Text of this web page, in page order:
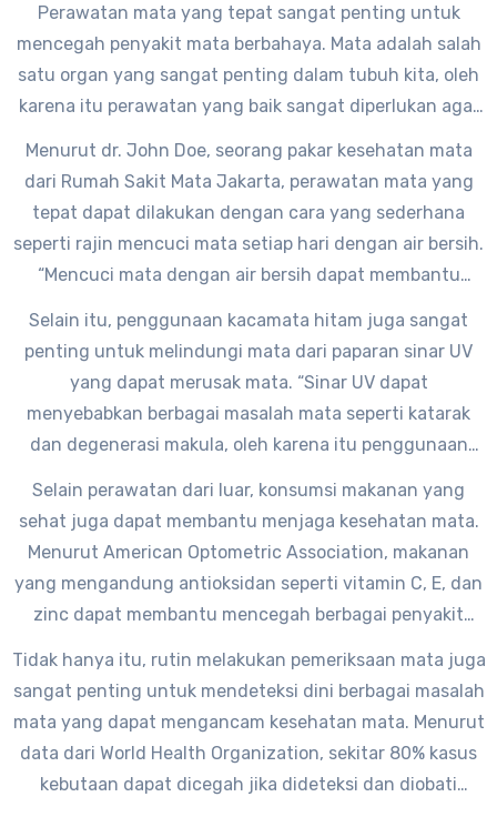
Perawatan mata yang tepat sangat penting untuk
mencegah penyakit mata berbahaya. Mata adalah salah
satu organ yang sangat penting dalam tubuh kita, oleh
karena itu perawatan yang baik sangat diperlukan agar
yang dapat mengancam kesehatan mata.
Menurut dr. John Doe, seorang pakar kesehatan mata
dari Rumah Sakit Mata Jakarta, perawatan mata yang
tepat dapat dilakukan dengan cara yang sederhana
seperti rajin mencuci mata setiap hari dengan air bersih.
“Mencuci mata dengan air bersih dapat membantu
menyebabkan iritasi dan peradangan pada mata,” ujar dr.
John Doe.
Selain itu, penggunaan kacamata hitam juga sangat
penting untuk melindungi mata dari paparan sinar UV
yang dapat merusak mata. “Sinar UV dapat
menyebabkan berbagai masalah mata seperti katarak
dan degenerasi makula, oleh karena itu penggunaan
Selain perawatan dari luar, konsumsi makanan yang
sehat juga dapat membantu menjaga kesehatan mata.
Menurut American Optometric Association, makanan
yang mengandung antioksidan seperti vitamin C, E, dan
zinc dapat membantu mencegah berbagai penyakit
Tidak hanya itu, rutin melakukan pemeriksaan mata juga
sangat penting untuk mendeteksi dini berbagai masalah
mata yang dapat mengancam kesehatan mata. Menurut
data dari World Health Organization, sekitar 80% kasus
kebutaan dapat dicegah jika dideteksi dan diobati